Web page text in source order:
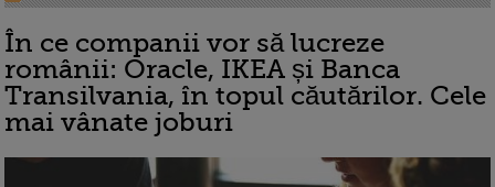
În ce companii vor să lucreze
românii: Oracle, IKEA și Banca
Transilvania, în topul căutărilor. Cele
mai vânate joburi